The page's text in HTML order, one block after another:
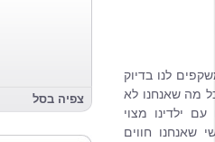
צפיה בסל
לנו בדיוק
מה שאנחנו לא
ילדינו מצוי
שאנחנו חווים